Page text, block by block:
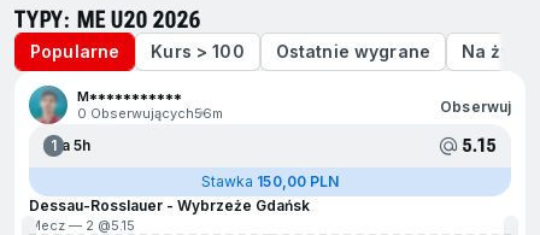
TYPY: ME U20 2026
Popularne Kurs > 100 Ostatnie wygrane Na żywo
M***********
0 Obserwujących56m Obserwuj
1Za 5h 5.15
Stawka 150,00 PLN
Dessau-Rosslauer - Wybrzeże Gdańsk
Mecz — 2 @5.15